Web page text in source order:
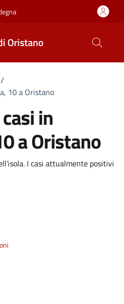
Oristano
/
10 a Oristano
in
a Oristano
I casi attualmente positivi